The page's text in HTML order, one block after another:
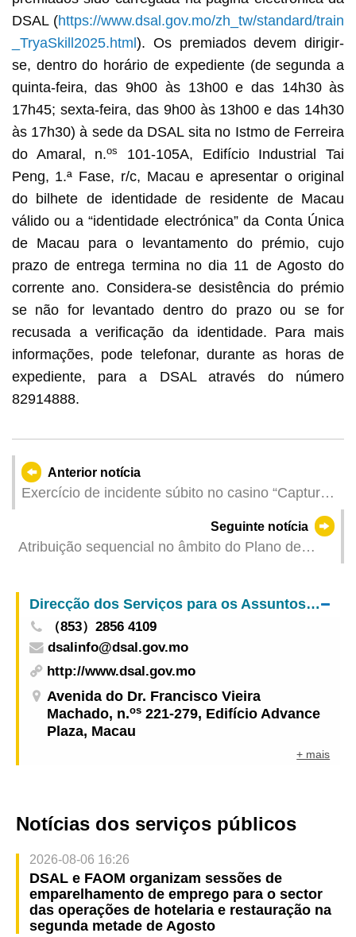
DSAL (https://www.dsal.gov.mo/zh_tw/standard/train
_TryaSkill2025.html ). Os premiados devem dirigir-
se, dentro do horário de expediente (de segunda a
quinta-feira, das 9h00 às 13h00 e das 14h30 às
17h45; sexta-feira, das 9h00 às 13h00 e das 14h30
às 17h30) à sede da DSAL sita no Istmo de Ferreira
do Amaral, n.os
101-105A, Edifício Industrial Tai
Peng, 1.ª Fase, r/c, Macau e apresentar o original
do bilhete de identidade de residente de Macau
válido ou a “identidade electrónica” da Conta Única
de Macau para o levantamento do prémio, cujo
prazo de entrega termina no dia 11 de Agosto do
corrente ano. Considera-se desistência do prémio
se não for levantado dentro do prazo ou se for
recusada a verificação da identidade. Para mais
informações, pode telefonar, durante as horas de
expediente, para a DSAL através do número
82914888.
Anterior notícia
Exercício de incidente súbito no casino “Captura
do Lobo 2025” será realizado pelas 09h00 do dia
Seguinte notícia
Atribuição sequencial no âmbito do Plano de
amanhã
Direcção dos Serviços para os Assuntos Laborais
（853）2856 4109
dsalinfo@dsal.gov.mo
http://www.dsal.gov.mo
Avenida do Dr. Francisco Vieira
Machado, n.os 221-279, Edifício Advance
Plaza, Macau
+ mais
Notícias dos serviços públicos
2026-08-06 16:26
DSAL e FAOM organizam sessões de
emparelhamento de emprego para o sector
das operações de hotelaria e restauração na
segunda metade de Agosto